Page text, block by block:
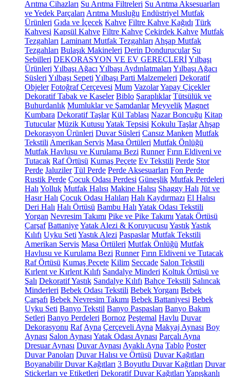
Arıtma Cihazları Su Arıtma Filtreleri Su Arıtma Aksesuarları
ve Yedek Parçaları Arıtma Musluğu Endüstriyel Mutfak
Ürünleri Gıda ve İçecek Kahve Filtre Kahve Kağıdı Türk
Kahvesi Kapsül Kahve Filtre Kahve Çekirdek Kahve Mutfak
Tezgahları Laminant Mutfak Tezgahları Ahşap Mutfak
Tezgahları Bulaşık Makineleri Derin Dondurucular Su
Sebilleri DEKORASYON VE EV GEREÇLERİYılbaşı
Ürünleri Yılbaşı Ağacı Yılbaşı Aydınlatmaları Yılbaşı Ağacı
Süsleri Yılbaşı Sepeti Yılbaşı Parti Malzemeleri Dekoratif
Objeler Fotoğraf Çerçevesi Mum VazolarYapay Çiçekler
Dekoratif Tabak ve Kaseler Biblo Şaraplıklar Tütsülük ve
Buhurdanlık Mumluklar ve Şamdanlar Meyvelik Magnet
Kumbara Dekoratif Taşlar Kül Tablası Nazar Boncuğu Kitap
Tutucular Müzik Kutusu Yatak Tepsisi Kokulu Taşlar Ahşap
Dekorasyon Ürünleri Duvar Süsleri Cansız Manken Mutfak
Tekstili Amerikan Servis Masa Örtüleri Mutfak Önlüğü
Mutfak Havlusu ve Kurulama Bezi Runner Fırın Eldiveni ve
Tutacak Raf Örtüsü Kumaş Peçete Ev Tekstili Perde Stor
Perde Jaluziler Tül Perde Perde Aksesuarları Fon Perde
Rustik Perde Çocuk Odası Perdesi Güneşlik Mutfak Perdeleri
Halı Yolluk Mutfak Halısı Makine Halısı Shaggy Halı Jüt ve
Hasır Halı Çocuk Odası Halıları Halı Kaydırmazı El Halısı
Deri Halı Halı Örtüsü Bambu Halı Yatak Odası Tekstili
Yorgan Nevresim Takımı Pike ve Pike Takımı Yatak Örtüsü
Çarşaf BattaniyeYatak Alezi & Koruyucusu YastıkYastık
Kılıfı Uyku Seti Yastık Alezi Paspaslar Mutfak Tekstili
Amerikan Servis Masa Örtüleri Mutfak Önlüğü Mutfak
Havlusu ve Kurulama Bezi Runner Fırın Eldiveni ve Tutacak
Raf Örtüsü Kumaş Peçete Kilim Seccade Salon Tekstili
Kırlent ve Kırlent Kılıfı Sandalye Minderi Koltuk Örtüsü ve
Şalı Dekoratif Yastık Sandalye Kılıfı Bahçe Tekstili Salıncak
Minderleri Bebek Odası Tekstili Bebek Yorganı Bebek
Çarşafı Bebek Nevresim Takımı Bebek Battaniyesi Bebek
Uyku Seti Banyo Tekstil Banyo Paspasları Banyo Bakım
Setleri Banyo Perdeleri Bornoz Peştemal Havlu Duvar
Dekorasyonu Raf Ayna Çerçeveli Ayna Makyaj Aynası Boy
Aynası Salon Aynası Yatak Odası Aynası Parçalı Ayna
Dresuar Aynası Duvar Aynası Ayaklı Ayna Tablo Poster
Duvar Panoları Duvar Halısı ve Örtüsü Duvar Kağıtları
Boyanabilir Duvar Kağıtları 3 Boyutlu Duvar Kağıtları Duvar
Stickerları ve Etiketleri Dekoratif Duvar Kağıtları Yapışkanlı